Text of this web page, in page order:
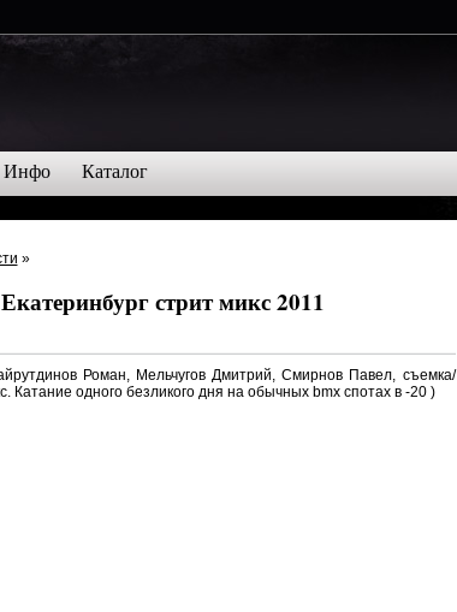
Инфо Каталог
»
Екатеринбург стрит микс 2011
Роман, Мельчугов Дмитрий, Смирнов Павел, съемка/
Катание одного безликого дня на обычных bmx спотах в -20 )